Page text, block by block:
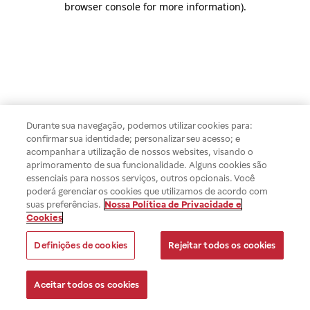
browser console for more information).
Durante sua navegação, podemos utilizar cookies para:
confirmar sua identidade; personalizar seu acesso; e
acompanhar a utilização de nossos websites, visando o
aprimoramento de sua funcionalidade. Alguns cookies são
essenciais para nossos serviços, outros opcionais. Você
poderá gerenciar os cookies que utilizamos de acordo com
suas preferências. Nossa Política de Privacidade e
Cookies
Definições de cookies Rejeitar todos os cookies
Aceitar todos os cookies